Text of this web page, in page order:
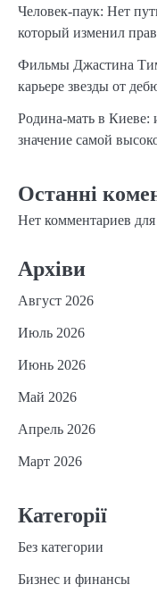
Человек-паук: Нет
который изменил
Фильмы Джастина
карьере звезды от
Родина-мать в Киеве:
значение самой
Останні
Нет комментариев
Архіви
Август 2026
Июль 2026
Июнь 2026
Май 2026
Апрель 2026
Март 2026
Категорії
Без категории
Бизнес и финансы